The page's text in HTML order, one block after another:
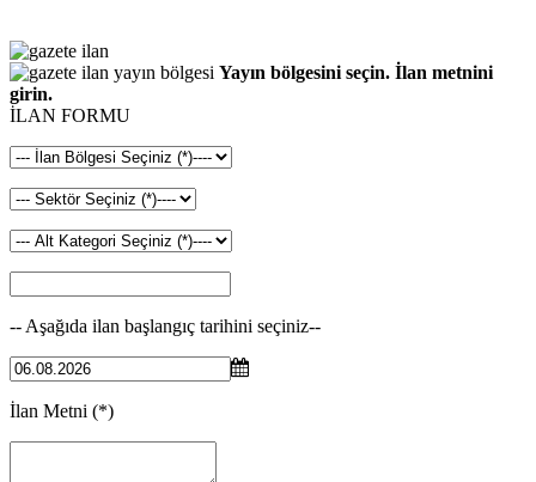
Yayın bölgesini seçin. İlan metnini
girin.
İLAN FORMU
-- Aşağıda ilan başlangıç tarihini seçiniz--
İlan Metni (*)